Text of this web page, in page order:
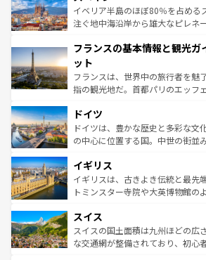
景など、自然景観も見逃せない。
ピザやパスタなど、絶品のイタリ
ませてくれるイタリアで、忘れら
なお、新着のイタリア情報は
しい。
イベリア半島のほぼ80％を占める
注ぐ地中海沿岸から雄大なピレネ
文化が根付くこの国では、情熱的
れる闘牛、そして美味しいタパス
る。首都マドリードの洗練された
アートに溢れた街角から、地方で
せる。地方によって風土や気候が
性で訪れる人
ンテンツ一覧を参照してほしい。
フランスの基本情報と観光ガ
ット
フランスは、世界中の旅行者を魅
指の観光地だ。首都パリのエッフ
で、幅広い魅力が詰まっている。
聖堂、美しいビーチ、そして豊か
から魅了する。また、フランスは
いる。シャンパンの発祥地である
香り高いラベンダー畑など、多彩
らに、パリ以外の地域にも魅力が
れる地方に足を運ぶとそれぞれで
きるだろう。 なお、新着のフ
を参照してほしい。
ドイツ
ドイツは、豊かな歴史と多彩な文
の中心に位置する国。中世の街並
顔を持つこの国は、どこを歩いて
ルリンの文化的活気、バイエルン
してライン川沿いのワイン畑とい
は、お酒好きな人にはぜひ体験してほしい。
ドイツ情報はコンテンツ一覧を参
イギリス
イギリスは、古きよき伝統と最先
トミンスター寺院や大英博物館の
リアごとに異なる魅力がある。ま
ティー、ビール好きにはたまらな
戦など、本場だからこそできる体
スイス
スイスの国土面積は九州ほどの広
な交通網が整備されており、初心